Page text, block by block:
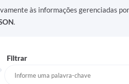
às informações gerenciadas
.
Filtrar